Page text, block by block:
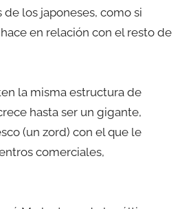
los japoneses, como si
en relación con el resto de
la misma estructura de
hasta ser un gigante,
(un zord) con el que le
comerciales,